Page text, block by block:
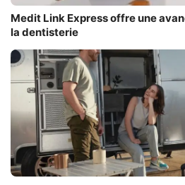
Medit Link Express offre une
la dentisterie